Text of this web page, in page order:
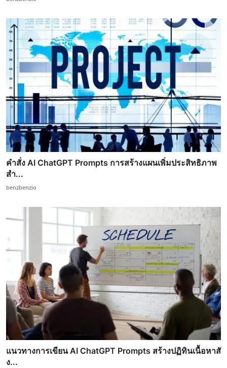
คำสั่ง AI ChatGPT Prompts การสร้างแผนเพิ่มประสิทธิภาพ
สำ...
benzbenzio
แนวทางการเขียน AI ChatGPT Prompts สร้างปฏิทินเนื้อหาสั
ง...